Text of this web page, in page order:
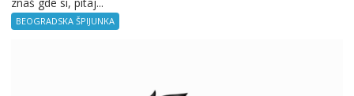
BEOGRADSKA ŠPIJUNKA